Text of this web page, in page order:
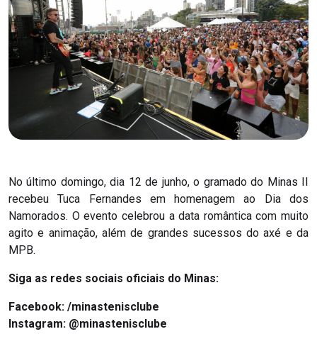
No último domingo, dia 12 de junho, o gramado do Minas II
recebeu Tuca Fernandes em homenagem ao Dia dos
Namorados. O evento celebrou a data romântica com muito
agito e animação, além de grandes sucessos do axé e da
MPB.
Siga as redes sociais oficiais do Minas:
Facebook: /minastenisclube
Instagram: @minastenisclube